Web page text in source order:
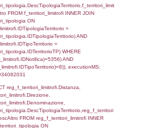
0.053038835525513
sql: SELECT f_territori_limitrofi.Distanza,
INNER JOIN
=
=